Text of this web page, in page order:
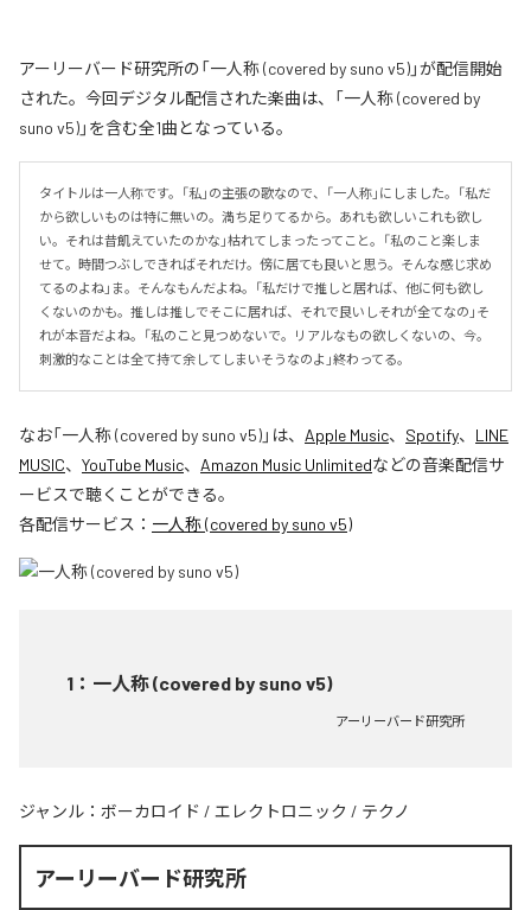
アーリーバード研究所の「一人称 (covered by suno v5)」が配信開始
された。今回デジタル配信された楽曲は、「一人称 (covered by
suno v5)」を含む全1曲となっている。
タイトルは一人称です。「私」の主張の歌なので、「一人称」にしました。「私だ
から欲しいものは特に無いの。満ち足りてるから。あれも欲しいこれも欲し
い。それは昔飢えていたのかな」枯れてしまったってこと。「私のこと楽しま
せて。時間つぶしできればそれだけ。傍に居ても良いと思う。そんな感じ求め
てるのよね」ま。そんなもんだよね。「私だけで推しと居れば、他に何も欲し
くないのかも。推しは推しでそこに居れば、それで良いしそれが全てなの」そ
れが本音だよね。「私のこと見つめないで。リアルなもの欲しくないの、今。
刺激的なことは全て持て余してしまいそうなのよ」終わってる。
なお「一人称 (covered by suno v5)」は、 Apple Music、 Spotify、 LINE
MUSIC、 YouTube Music、 Amazon Music Unlimitedなどの音楽配信サ
ービスで聴くことができる。
各配信サービス： 一人称 (covered by suno v5)
1 ： 一人称 (covered by suno v5)
アーリーバード研究所
ジャンル： ボーカロイド / エレクトロニック / テクノ
アーリーバード研究所